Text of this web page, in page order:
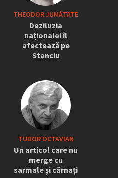
THEODOR JUMĂTATE
Deziluzia
naționalei îl
afectează pe
Stanciu
TUDOR OCTAVIAN
Un articol care nu
merge cu
sarmale și cârnați